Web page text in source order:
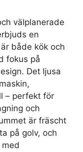
välplanerade
en
både kök och
fokus på
Det ljusa
– perfekt för
och
är fräscht
på golv, och